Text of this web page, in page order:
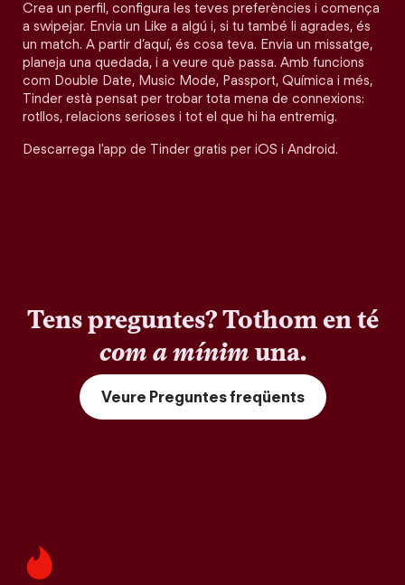
Crea un perfil, configura les teves preferències i comença
a swipejar. Envia un Like a algú i, si tu també li agrades, és
un match. A partir d’aquí, és cosa teva. Envia un missatge,
planeja una quedada, i a veure què passa. Amb funcions
com Double Date, Music Mode, Passport, Química i més,
Tinder està pensat per trobar tota mena de connexions:
rotllos, relacions serioses i tot el que hi ha entremig.
Descarrega l'app de Tinder gratis per iOS i Android.
Tens preguntes? Tothom en té
com a mínimuna.
Veure Preguntes freqüents